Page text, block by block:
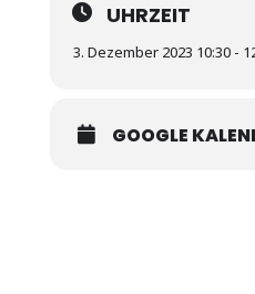
UHRZEIT
3. Dezember 2023 10:30 -
GOOGLE